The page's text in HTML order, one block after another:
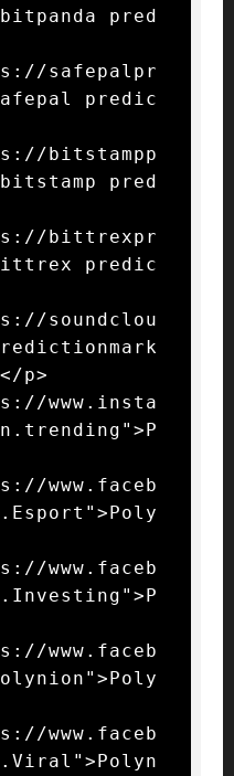
pred
safepalpr
predic
bitstampp
pred
bittrexpr
predic
soundclou
p>
www.insta
www.faceb
www.faceb
www.faceb
www.faceb